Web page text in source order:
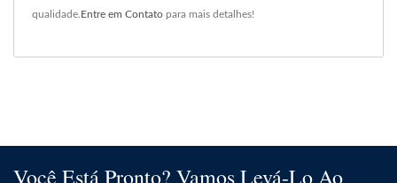
qualidade. Entre em Contato para mais detalhes!
Você Está Pronto? Vamos Levá-Lo Ao